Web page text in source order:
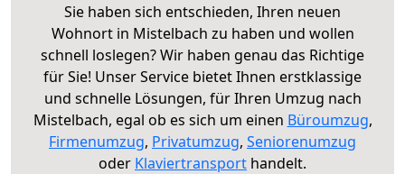
Sie haben sich entschieden, Ihren neuen
Wohnort in Mistelbach zu haben und wollen
schnell loslegen? Wir haben genau das Richtige
für Sie! Unser Service bietet Ihnen erstklassige
und schnelle Lösungen, für Ihren Umzug nach
Mistelbach, egal ob es sich um einen Büroumzug,
Firmenumzug, Privatumzug, Seniorenumzug
oder Klaviertransport handelt.